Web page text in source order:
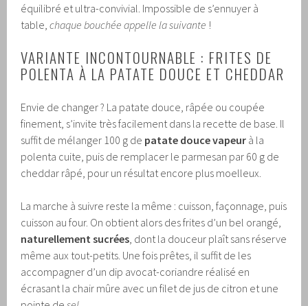
équilibré et ultra-convivial. Impossible de s’ennuyer à
table,chaque bouchée appelle la suivante !
VARIANTE INCONTOURNABLE : FRITES DE
POLENTA À LA PATATE DOUCE ET CHEDDAR
Envie de changer ? La patate douce, râpée ou coupée
finement, s’invite très facilement dans la recette de base. Il
suffit de mélanger 100 g de patate douce vapeur à la
polenta cuite, puis de remplacer le parmesan par 60 g de
cheddar râpé, pour un résultat encore plus moelleux.
La marche à suivre reste la même : cuisson, façonnage, puis
cuisson au four. On obtient alors des frites d’un bel orangé,
naturellement sucrées , dont la douceur plaît sans réserve
même aux tout-petits. Une fois prêtes, il suffit de les
accompagner d’un dip avocat-coriandre réalisé en
écrasant la chair mûre avec un filet de jus de citron et une